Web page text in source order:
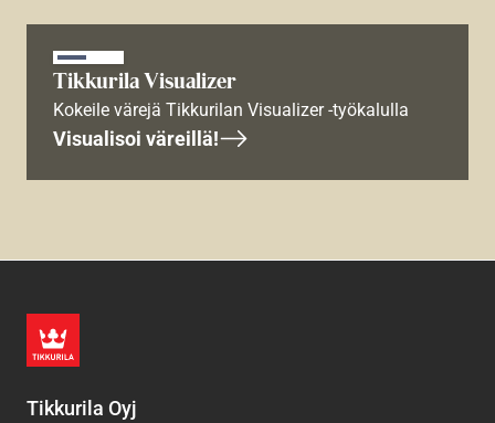
Tikkurila Visualizer
Kokeile värejä Tikkurilan Visualizer -työkalulla
Visualisoi väreillä!
Tikkurila Oyj